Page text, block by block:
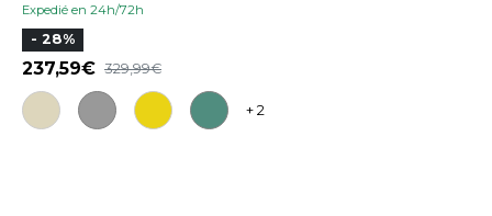
Expedié en 24h/72h
- 28%
237,59 329,99
+ 2